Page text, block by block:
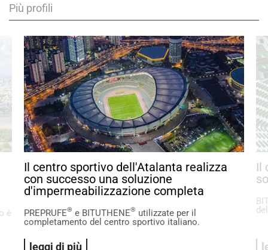
Più profili
è
Il centro sportivo dell'Atalanta realizza
con successo una soluzione
d'impermeabilizzazione completa
PREPRUFE® e BITUTHENE® utilizzate per il
completamento del centro sportivo italiano.
leggi di più
Il